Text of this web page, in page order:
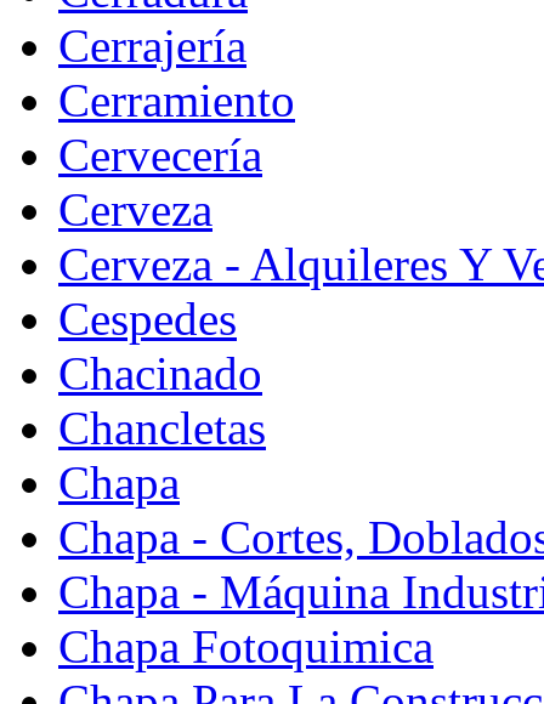
Cerrajería
Cerramiento
Cervecería
Cerveza
Cerveza - Alquileres Y
Cespedes
Chacinado
Chancletas
Chapa
Chapa - Cortes,
Chapa - Máquina
Chapa Fotoquimica